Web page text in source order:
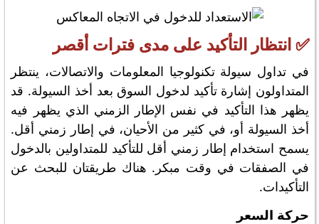
✅ انتظار التأكيد على مدى فترات أقصر
في تداول سيولة تكنولوجيا المعلومات والاتصالات، ينتظر
المتداولون إشارة تأكيد لدخول السوق بعد أخذ السيولة. قد
يظهر هذا التأكيد في نفس الإطار الزمني الذي يظهر فيه
أخذ السيولة أو، في كثير من الأحيان، في إطار زمني أقل.
يسمح استخدام إطار زمني أقل للتأكيد للمتداولين بالدخول
في الصفقات في وقت مبكر. هناك طريقتان للبحث عن
التأكيدات.
حركة السعر